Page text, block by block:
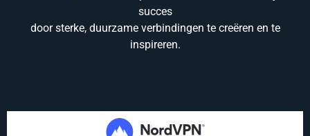
succes
door sterke, duurzame verbindingen te creëren en te
inspireren.